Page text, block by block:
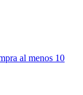
al menos 10